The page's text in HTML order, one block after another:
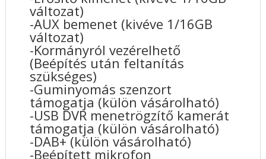
változat)
-AUX bemenet (kivéve 1/16GB
változat)
-Kormányról vezérelhető
(Beépítés után feltanítás
szükséges)
-Guminyomás szenzort
támogatja (külön vásárolható)
-USB DVR menetrögzítő kamerát
támogatja (külön vásárolható)
-DAB+ (külön vásárolható)
-Beépített mikrofon